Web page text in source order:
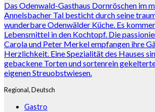
Das Odenwald-Gasthaus Dornröschen im
Annelsbacher Tal besticht durch seine
wunderbare Odenwälder Küche. Es
Lebensmittel in den Kochtopf. Die
Carola und Peter Merkel empfangen ihre
Herzlichkeit. Eine Spezialität des Hauses
gebackene Torten und sortenrein
eigenen Streuobstwiesen.
Regional,Deutsch
Gastro